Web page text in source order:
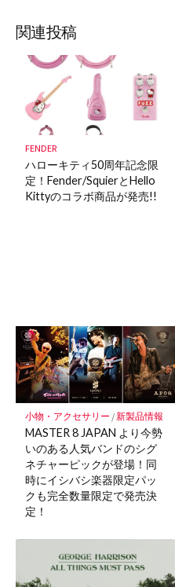
ア
マ
ク
に
存
関連投稿
FENDER
ハローキティ50周年記念限
定！Fender/SquierとHello
Kittyのコラボ商品が発売!!
小物・アクセサリー /新製品情報
MASTER 8 JAPAN より今勢
いのある人気バンドのシグ
ネチャーピックが登場！同
時にイシバシ楽器限定パッ
クも完全数量限定で発売決
定！